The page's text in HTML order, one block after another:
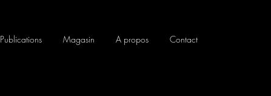
Publications Magasin A propos Contact